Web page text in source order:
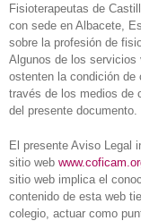
Fisioterapeutas de
con sede en Albacete,
sobre la profesión de
Algunos de los servicios
ostenten la condición de
través de los medios de
del presente documento.
El presente Aviso Legal
sitio web
sitio web implica el
contenido de esta web
colegio, actuar como